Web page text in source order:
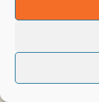
PMCO
Koordination